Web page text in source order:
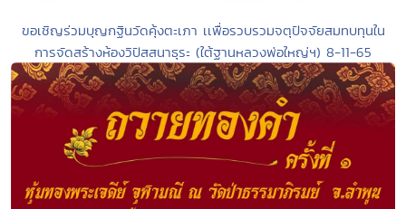
ขอเชิญร่วมบุญกฐินวัดคุ้งตะเภา เเพื่อรวบรวมจตุปัจจัยสมทบทุนใน
การจัดสร้างห้องวิปัสสนาธุระ (ใต้ฐานหลวงพ่อใหญ่ฯ) 8-11-65